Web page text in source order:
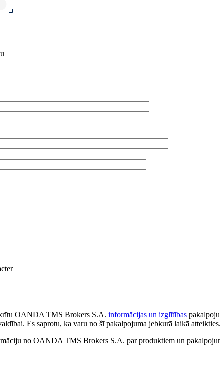
OANDA TMS Brokers S.A. informācijas un izglītības
Es saprotu, ka varu no šī pakalpojuma jebkurā laikā atteikties.
no OANDA TMS Brokers S.A. par produktiem un